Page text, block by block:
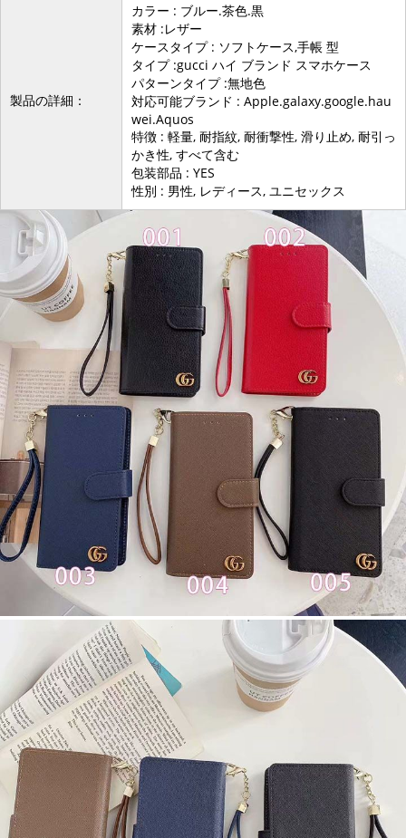
製品の詳細：
カラー : ブルー.茶色.黒
素材 :レザー
ケースタイプ : ソフトケース,手帳 型
タイプ :gucci ハイ ブランド スマホケース
パターンタイプ :無地色
対応可能ブランド : Apple.galaxy.google.hau
wei.Aquos
特徴 : 軽量, 耐指紋, 耐衝撃性, 滑り止め, 耐引っ
かき性, すべて含む
包装部品 : YES
性別 : 男性, レディース, ユニセックス